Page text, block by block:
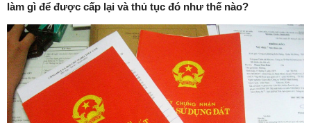
làm gì để được cấp lại và thủ tục đó như thế nào?